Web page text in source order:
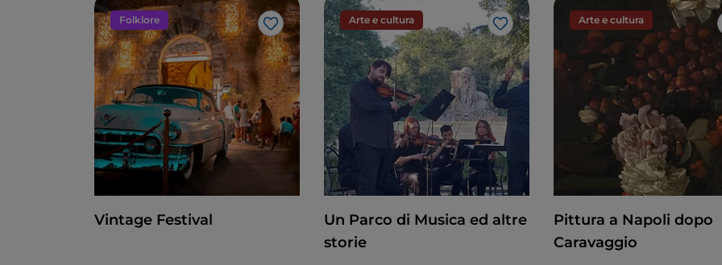
Folklore
Like
Vintage Festival
Arte e cultura
Like
Un Parco di Musica ed altre
storie
Arte e cultura
Pittura a Napoli dopo
Caravaggio